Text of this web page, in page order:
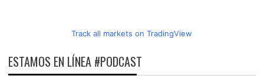
Track all markets on TradingView
ESTAMOS EN LÍNEA #PODCAST